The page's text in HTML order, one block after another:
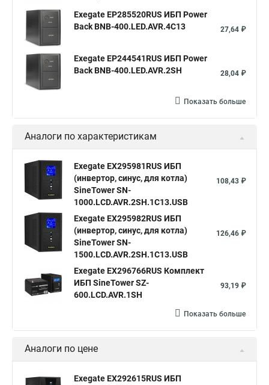
Exegate EP285520RUS ИБП Power
Back BNB-400.LED.AVR.4C13
27,64 ₽
Exegate EP244541RUS ИБП Power
Back BNB-400.LED.AVR.2SH
28,04 ₽
Показать больше
Аналоги по характеристикам
Exegate EX295981RUS ИБП
(инвертор, синус, для котла)
SineTower SN-
1000.LCD.AVR.2SH.1C13.USB
108,43 ₽
Exegate EX295982RUS ИБП
(инвертор, синус, для котла)
SineTower SN-
1500.LCD.AVR.2SH.1C13.USB
126,46 ₽
Exegate EX296766RUS Комплект
ИБП SineTower SZ-
600.LCD.AVR.1SH
93,19 ₽
Показать больше
Аналоги по цене
Exegate EX292615RUS ИБП